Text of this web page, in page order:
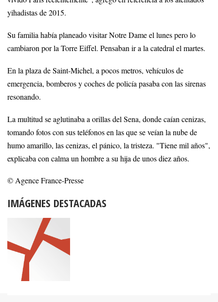
yihadistas de 2015.
Su familia había planeado visitar Notre Dame el lunes pero lo
cambiaron por la Torre Eiffel. Pensaban ir a la catedral el martes.
En la plaza de Saint-Michel, a pocos metros, vehículos de
emergencia, bomberos y coches de policía pasaba con las sirenas
resonando.
La multitud se aglutinaba a orillas del Sena, donde caían cenizas,
tomando fotos con sus teléfonos en las que se veían la nube de
humo amarillo, las cenizas, el pánico, la tristeza. "Tiene mil años",
explicaba con calma un hombre a su hija de unos diez años.
© Agence France-Presse
IMÁGENES DESTACADAS